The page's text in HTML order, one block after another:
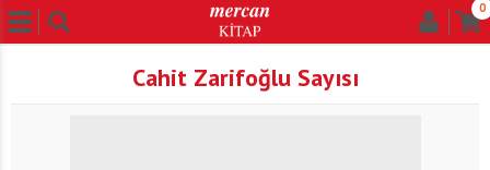
0
Cahit Zarifoğlu Sayısı